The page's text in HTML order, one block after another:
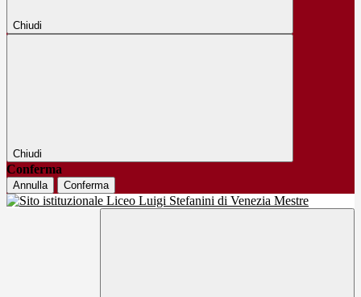
Chiudi
Chiudi
Conferma
Annulla Conferma